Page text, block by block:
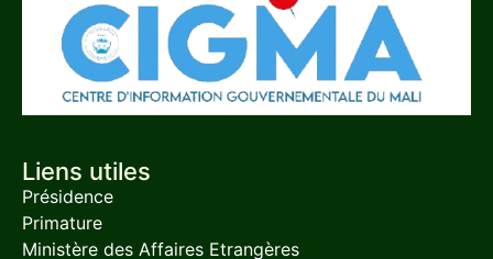
Liens utiles
Présidence
Primature
Ministère des Affaires Etrangères